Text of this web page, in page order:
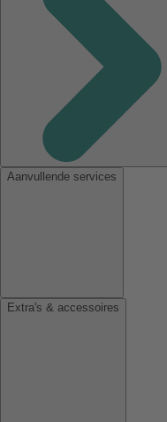
Aanvullende services
Extra's & accessoires